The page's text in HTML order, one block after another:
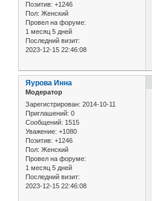
Позитив: +1246
Пол: Женский
Провел на форуме:
1 месяц 5 дней
Последний визит:
2023-12-15 22:46:08
Яурова Инна
Модератор
Зарегистрирован: 2014-10-11
Приглашений: 0
Сообщений: 1515
Уважение: +1080
Позитив: +1246
Пол: Женский
Провел на форуме:
1 месяц 5 дней
Последний визит:
2023-12-15 22:46:08